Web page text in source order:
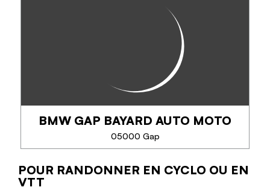
Propose la réparation, l'entretien, la vente de tous
types de vélos ainsi qu'un service de location de
VTTAE. Ouvert à tous, il est situé dans le...
TÉLÉPHONE
EN SAVOIR PLUS
BMW GAP BAYARD AUTO MOTO
05000 Gap
BMW GAP BAYARD AUTO MOTO
POUR RANDONNER EN CYCLO OU EN
VTT